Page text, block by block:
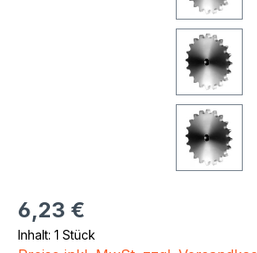
Regulärer Preis:
6,23 €
Inhalt: 1 Stück